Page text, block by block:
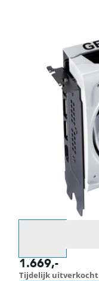
1.669,-
Tijdelijk uitverkocht